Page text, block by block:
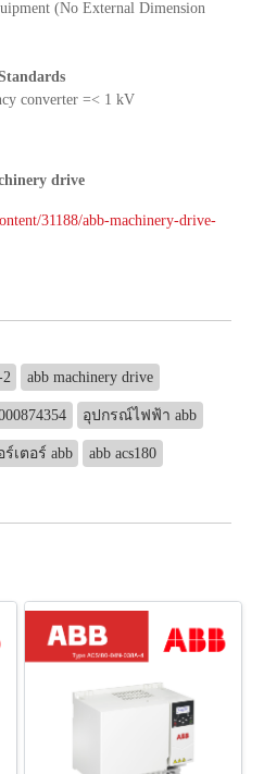
(No External Dimension
converter =< 1 kV
drive
31188/abb-machinery-drive-
2 abb machinery drive
อุปกรณ์ไฟฟ้า abb
ร์เตอร์ abb abb acs180